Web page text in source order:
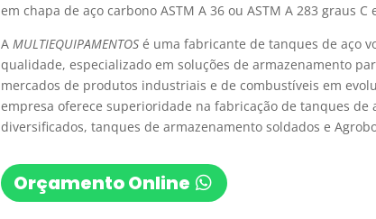
em chapa de aço carbono ASTM A 36 ou ASTM A 283 graus C
A MULTIEQUIPAMENTOSé uma fabricante de tanques de aço
qualidade, especializado em soluções de armazenamento
mercados de produtos industriais e de combustíveis em
empresa oferece superioridade na fabricação de tanques de
diversificados, tanques de armazenamento soldados e
Orçamento Online